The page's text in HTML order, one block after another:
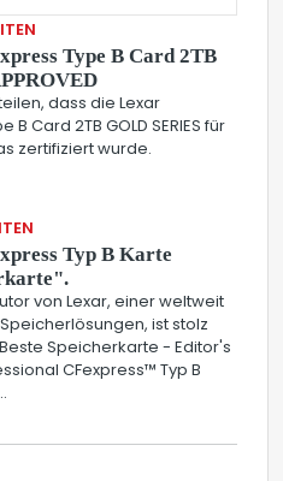
Type B Card 2TB
dass die Lexar
Card 2TB GOLD SERIES für
zertifiziert wurde.
Typ B Karte
von Lexar, einer weltweit
ist stolz
Speicherkarte - Editor's
CFexpress™ Typ B